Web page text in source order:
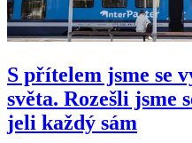
S přítelem jsme se
světa. Rozešli jsme
jeli každý sám